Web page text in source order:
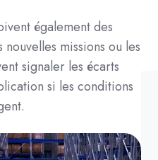
également des
missions ou les
signaler les écarts
si les conditions